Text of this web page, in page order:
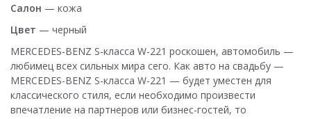
Салон — кожа
Цвет — черный
MERCEDES-BENZ S-класса W-221 роскошен, автомобиль —
любимец всех сильных мира сего. Как авто на свадьбу —
MERCEDES-BENZ S-класса W-221 — будет уместен для
классического стиля, если необходимо произвести
впечатление на партнеров или бизнес-гостей, то